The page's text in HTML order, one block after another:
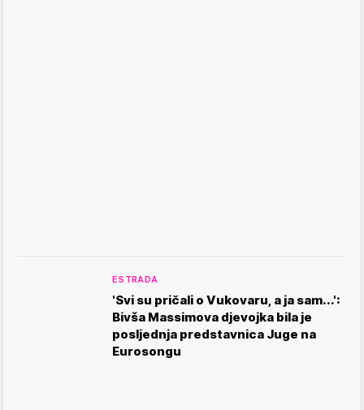
ESTRADA
'Svi su pričali o Vukovaru, a ja sam...':
Bivša Massimova djevojka bila je
posljednja predstavnica Juge na
Eurosongu